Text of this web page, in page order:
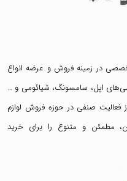
در زمینه فروش و عرضه انواع
اپل، سامسونگ، شیائومی و …
فعالیت صنفی در حوزه فروش لوازم
مطمئن و متنوع را برای خرید